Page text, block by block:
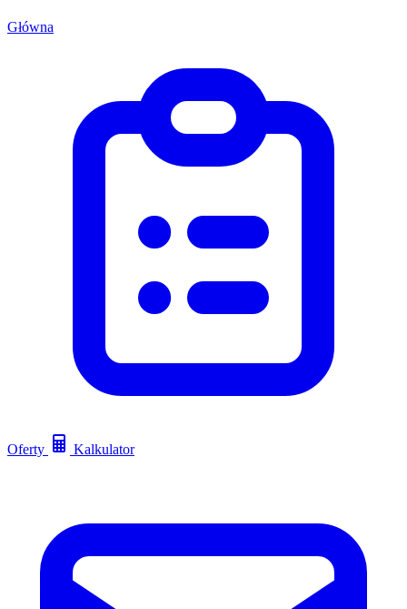
Główna
Oferty Kalkulator